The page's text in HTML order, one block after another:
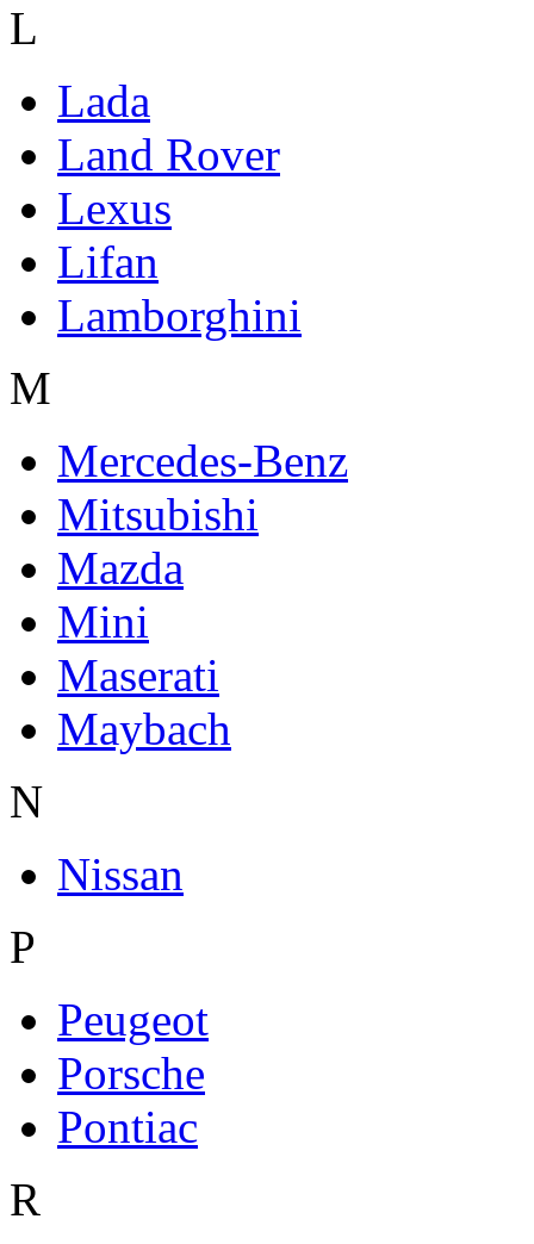
L
Lada
Land Rover
Lexus
Lifan
Lamborghini
M
Mercedes-Benz
Mitsubishi
Mazda
Mini
Maserati
Maybach
N
Nissan
P
Peugeot
Porsche
Pontiac
R